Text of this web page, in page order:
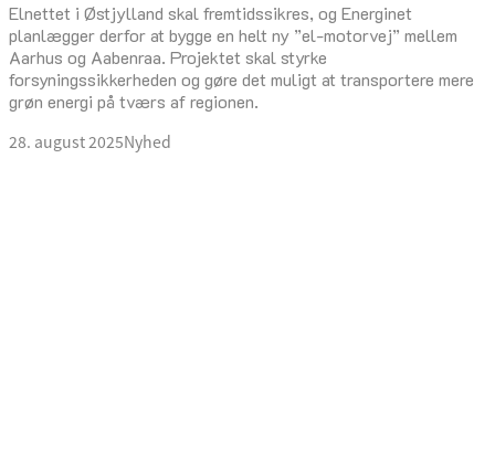
Elnettet i Østjylland skal fremtidssikres, og Energinet
planlægger derfor at bygge en helt ny ”el-motorvej” mellem
Aarhus og Aabenraa. Projektet skal styrke
forsyningssikkerheden og gøre det muligt at transportere mere
grøn energi på tværs af regionen.
28. august 2025Nyhed